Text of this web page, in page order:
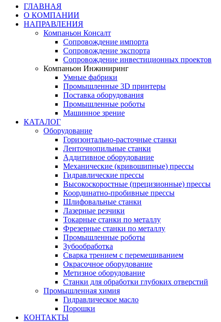
ГЛАВНАЯ
О КОМПАНИИ
НАПРАВЛЕНИЯ
Компаньон Консалт
Сопровождение импорта
Сопровождение экспорта
Сопровождение инвестиционных проектов
Компаньон Инжиниринг
Умные фабрики
Промышленные 3D принтеры
Поставка оборудования
Промышленные роботы
Машинное зрение
КАТАЛОГ
Оборудование
Горизонтально-расточные станки
Ленточнопильные станки
Аддитивное оборудование
Механические (кривошипные) прессы
Гидравлические прессы
Высокоскоростные (прецизионные) прессы
Координатно-пробивные прессы
Шлифовальные станки
Лазерные резчики
Токарные станки по металлу
Фрезерные станки по металлу
Промышленные роботы
Зубообработка
Сварка трением с перемешиванием
Окрасочное оборудование
Метизное оборудование
Станки для обработки глубоких отверстий
Промышленная химия
Гидравлическое масло
Порошки
КОНТАКТЫ